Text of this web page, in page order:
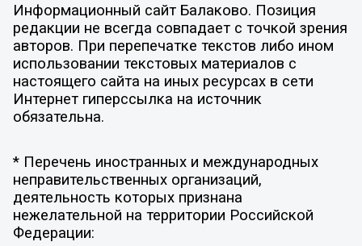
Информационный сайт Балаково. Позиция
редакции не всегда совпадает с точкой зрения
авторов. При перепечатке текстов либо ином
использовании текстовых материалов с
настоящего сайта на иных ресурсах в сети
Интернет гиперссылка на источник
обязательна.
* Перечень иностранных и международных
неправительственных организаций,
деятельность которых признана
нежелательной на территории Российской
Федерации: